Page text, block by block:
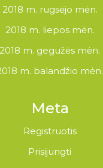
2018 m. rugsėjo mėn.
2018 m. liepos mėn.
2018 m. gegužės mėn.
m. balandžio mėn.
Meta
Registruotis
Prisijungti